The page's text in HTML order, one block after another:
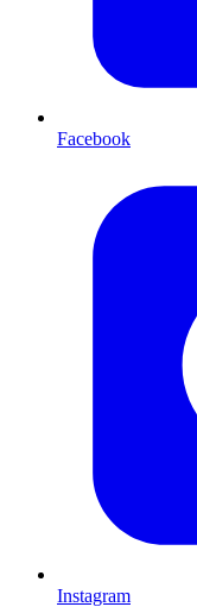
Facebook
Instagram